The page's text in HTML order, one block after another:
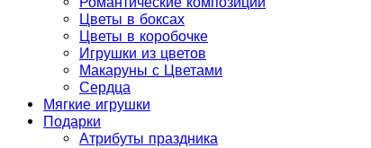
Цветы в боксах
Цветы в коробочке
Игрушки из цветов
Макаруны с Цветами
Сердца
Мягкие игрушки
Подарки
Атрибуты праздника